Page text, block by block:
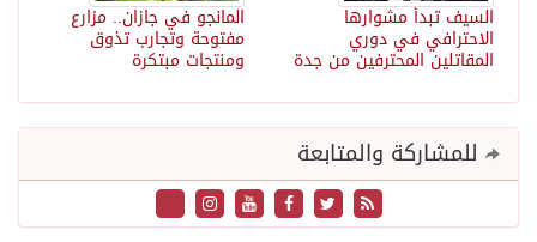
المانجو في جازان.. مزارع
مفتوحة وتجارب تذوق
ومنتجات مبتكرة
السيف تبدأ مشوارها
الاحترافي في دوري
المقاتلين المحترفين من جدة
للمشاركة والمتابعة